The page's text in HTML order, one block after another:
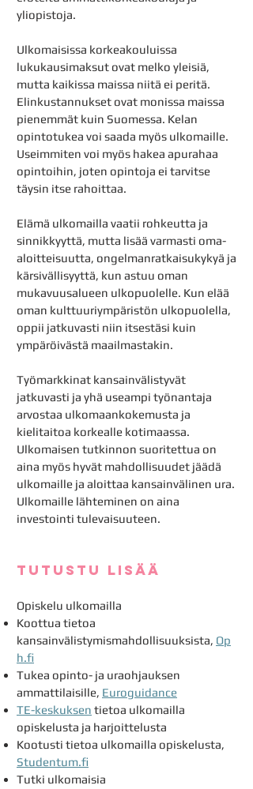
yliopistoja.
Ulkomaisissa korkeakouluissa
lukukausimaksut ovat melko yleisiä,
mutta kaikissa maissa niitä ei peritä.
Elinkustannukset ovat monissa maissa
pienemmät kuin Suomessa. Kelan
opintotukea voi saada myös ulkomaille.
Useimmiten voi myös hakea apurahaa
opintoihin, joten opintoja ei tarvitse
täysin itse rahoittaa.
Elämä ulkomailla vaatii rohkeutta ja
sinnikkyyttä, mutta lisää varmasti oma-
aloitteisuutta, ongelmanratkaisukykyä ja
kärsivällisyyttä, kun astuu oman
mukavuusalueen ulkopuolelle. Kun elää
oman kulttuuriympäristön ulkopuolella,
oppii jatkuvasti niin itsestäsi kuin
ympäröivästä maailmastakin.
Työmarkkinat kansainvälistyvät
jatkuvasti ja yhä useampi työnantaja
arvostaa ulkomaankokemusta ja
kielitaitoa korkealle kotimaassa.
Ulkomaisen tutkinnon suoritettua on
aina myös hyvät mahdollisuudet jäädä
ulkomaille ja aloittaa kansainvälinen ura.
Ulkomaille lähteminen on aina
investointi tulevaisuuteen.
tutustu lisää
Opiskelu ulkomailla
Koottua tietoa
kansainvälistymismahdollisuuksista, Op
h.fi
Tukea opinto- ja uraohjauksen
ammattilaisille, Euroguidance
TE-keskuksen tietoa ulkomailla
opiskelusta ja harjoittelusta
Kootusti tietoa ulkomailla opiskelusta,
Studentum.fi
Tutki ulkomaisia